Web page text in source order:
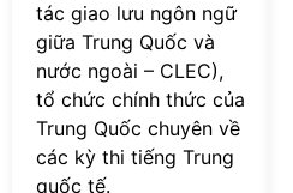
tác giao lưu ngôn ngữ
giữa Trung Quốc và
nước ngoài – CLEC),
tổ chức chính thức của
Trung Quốc chuyên về
các kỳ thi tiếng Trung
quốc tế.